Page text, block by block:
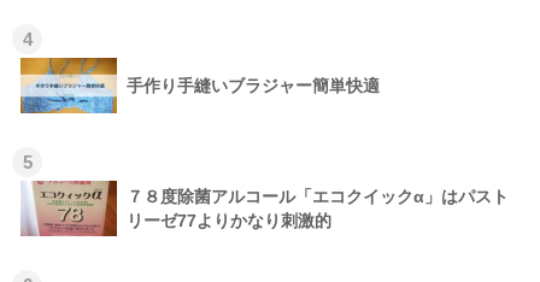
4
手作り手縫いブラジャー簡単快適
5
７８度除菌アルコール「エコクイックα」はパスト
リーゼ77よりかなり刺激的